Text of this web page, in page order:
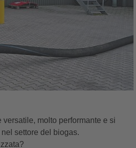
molto performante e si
settore del biogas.